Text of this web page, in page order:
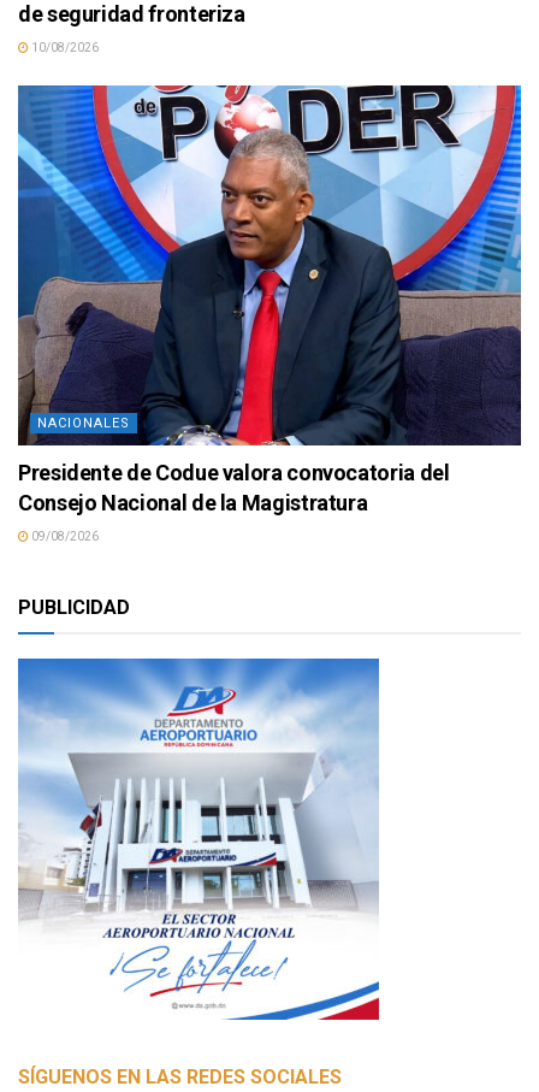
de seguridad fronteriza
10/08/2026
NACIONALES
Presidente de Codue valora convocatoria del
Consejo Nacional de la Magistratura
09/08/2026
PUBLICIDAD
SÍGUENOS EN LAS REDES SOCIALES